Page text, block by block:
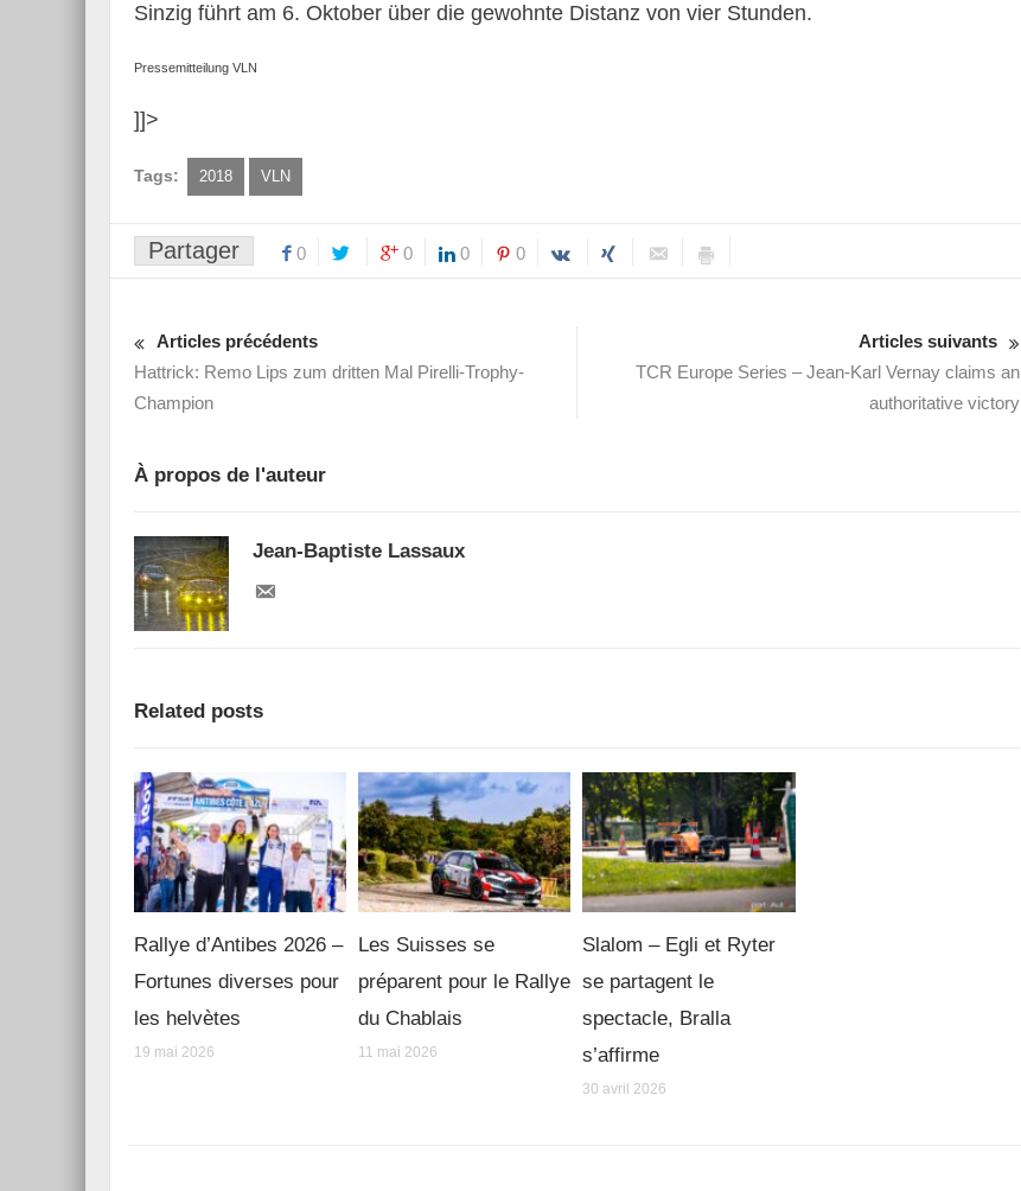
Sinzig führt am 6. Oktober über die gewohnte Distanz von vier Stunden.
Pressemitteilung VLN
]]>
Tags: 2018 VLN
Partager 0 0 0 0
Articles précédents
Hattrick: Remo Lips zum dritten Mal Pirelli-Trophy-
Champion
Articles suivants
TCR Europe Series – Jean-Karl Vernay claims an
authoritative victory
À propos de l'auteur
Jean-Baptiste Lassaux
Related posts
Rallye d’Antibes 2026 –
Fortunes diverses pour
les helvètes
19 mai 2026
Les Suisses se
préparent pour le Rallye
du Chablais
11 mai 2026
Slalom – Egli et Ryter
se partagent le
spectacle, Bralla
s’affirme
30 avril 2026